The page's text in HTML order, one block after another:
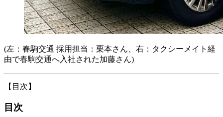
(左：春駒交通 採用担当：栗本さん、右：タクシーメイト経
由で春駒交通へ入社された加藤さん)
【目次】
目次